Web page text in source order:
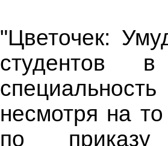
"Цветочек:
студентов
несмотря на
по приказу